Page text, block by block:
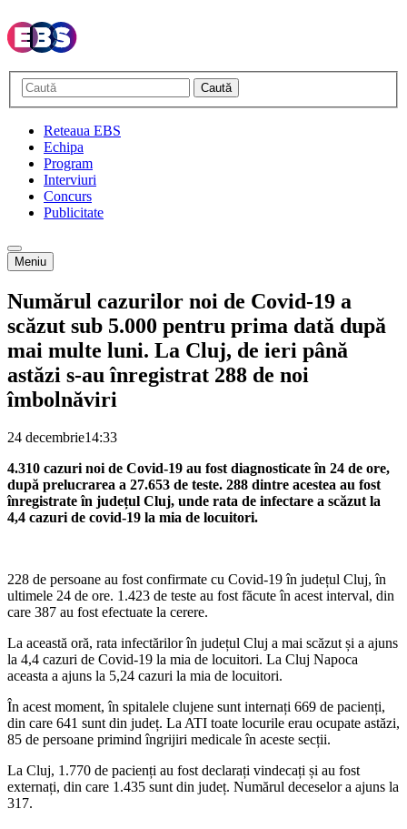
Caută
Reteaua EBS
Echipa
Program
Interviuri
Concurs
Publicitate
Meniu
Numărul cazurilor noi de Covid-19 a
scăzut sub 5.000 pentru prima dată după
mai multe luni. La Cluj, de ieri până
astăzi s-au înregistrat 288 de noi
îmbolnăviri
24 decembrie14:33
4.310 cazuri noi de Covid-19 au fost diagnosticate în 24 de ore,
după prelucrarea a 27.653 de teste. 288 dintre acestea au fost
înregistrate în județul Cluj, unde rata de infectare a scăzut la
4,4 cazuri de covid-19 la mia de locuitori.
228 de persoane au fost confirmate cu Covid-19 în județul Cluj, în
ultimele 24 de ore. 1.423 de teste au fost făcute în acest interval, din
care 387 au fost efectuate la cerere.
La această oră, rata infectărilor în județul Cluj a mai scăzut și a ajuns
la 4,4 cazuri de Covid-19 la mia de locuitori. La Cluj Napoca
aceasta a ajuns la 5,24 cazuri la mia de locuitori.
În acest moment, în spitalele clujene sunt internați 669 de pacienți,
din care 641 sunt din județ. La ATI toate locurile erau ocupate astăzi,
85 de persoane primind îngrijiri medicale în aceste secții.
La Cluj, 1.770 de pacienți au fost declarați vindecați și au fost
externați, din care 1.435 sunt din județ. Numărul deceselor a ajuns la
317.